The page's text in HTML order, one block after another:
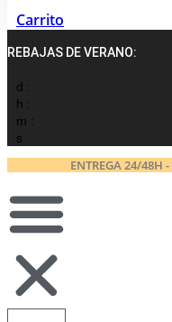
Carrito
REBAJAS DE VERANO:
d :
h :
m :
s
ENTREGA 24/48H -